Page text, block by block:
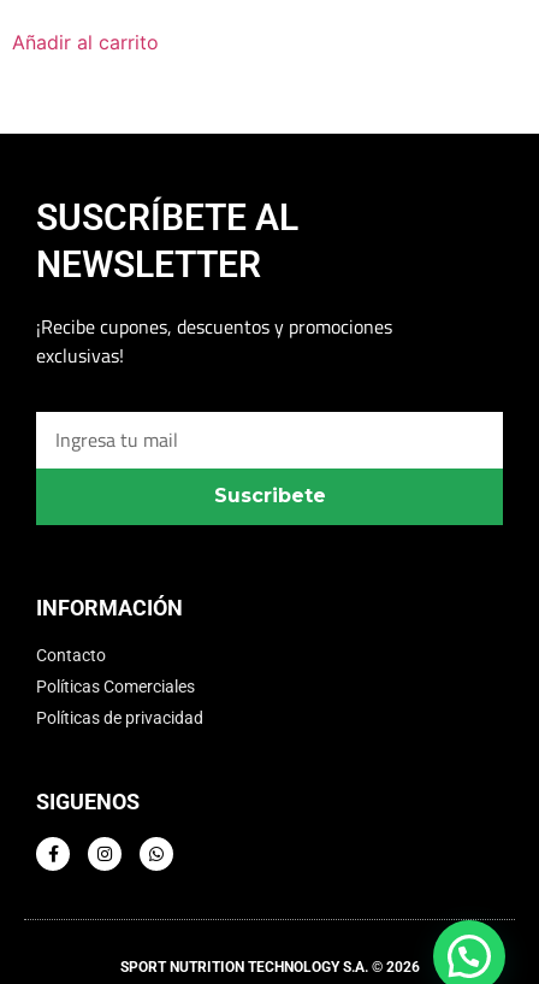
Añadir al carrito
SUSCRÍBETE AL
NEWSLETTER
¡Recibe cupones, descuentos y promociones
exclusivas!
Suscribete
INFORMACIÓN
Contacto
Políticas Comerciales
Políticas de privacidad
SIGUENOS
SPORT NUTRITION TECHNOLOGY S.A. © 2026